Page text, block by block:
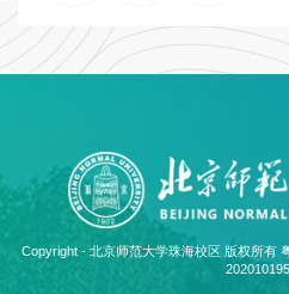
Copyright - 北京师范大学珠海校区 版权所有